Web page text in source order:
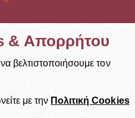
& Απορρήτου
βελτιστοποιήσουμε τον
με την Πολιτική Cookies